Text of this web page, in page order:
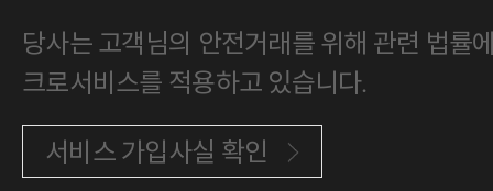
당사는 고객님의 안전거래를 위해 관련 법률
크로서비스를 적용하고 있습니다.
서비스 가입사실 확인